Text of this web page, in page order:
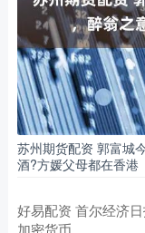
苏州期货配资 郭富城
酒?方媛父母都在香港
好易配资 首尔经济
加密货币